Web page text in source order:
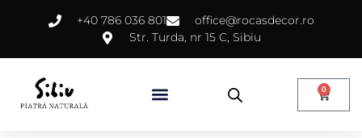
+40 786 036 801
office@rocasdecor.ro
Str. Turda, nr 15 C, Sibiu
0